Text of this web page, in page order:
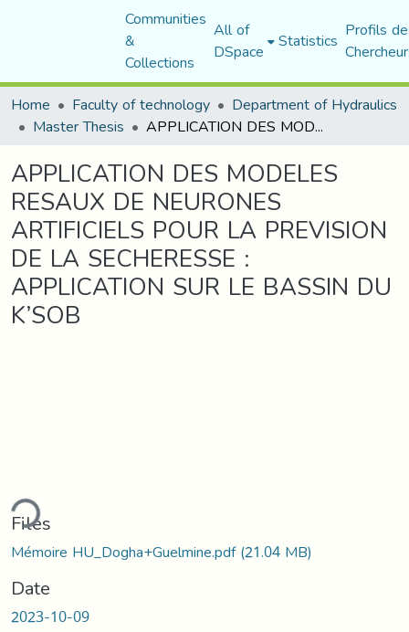
Communities
&
Collections
All of
DSpace Statistics Profils
Home
Faculty of technology Department of Hydraulics
Master Thesis APPLICATION DES MODELES RESAUX DE NEURONES ARTIFICIELS POUR LA PREVISION DE LA SECHERESSE : APPLICATION SUR LE BASSIN DU K’SOB
APPLICATION DES MODELES
RESAUX DE NEURONES
ARTIFICIELS POUR LA PREVISION
DE LA SECHERESSE :
APPLICATION SUR LE BASSIN DU
K’SOB
Files
Mémoire HU_Dogha+Guelmine.pdf(21.04 MB)
Date
2023-10-09